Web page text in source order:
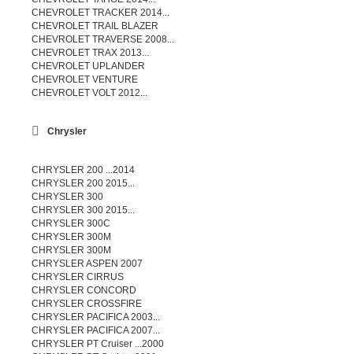
CHEVROLET TRACKER 2014...
CHEVROLET TRAIL BLAZER
CHEVROLET TRAVERSE 2008...
CHEVROLET TRAX 2013...
CHEVROLET UPLANDER
CHEVROLET VENTURE
CHEVROLET VOLT 2012...
Chrysler
CHRYSLER 200 ...2014
CHRYSLER 200 2015...
CHRYSLER 300
CHRYSLER 300 2015...
CHRYSLER 300C
CHRYSLER 300M
CHRYSLER 300M
CHRYSLER ASPEN 2007
CHRYSLER CIRRUS
CHRYSLER CONCORD
CHRYSLER CROSSFIRE
CHRYSLER PACIFICA 2003...
CHRYSLER PACIFICA 2007...
CHRYSLER PT Cruiser ...2000